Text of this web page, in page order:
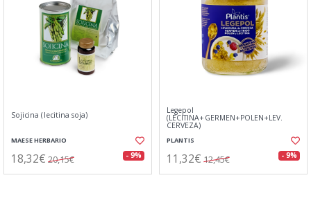
Sojicina (lecitina soja)
MAESE HERBARIO
18,32€ 20,15€ - 9%
Legepol
(LECITINA+GERMEN+POLEN+LEV.
CERVEZA)
PLANTIS
11,32€ 12,45€ - 9%